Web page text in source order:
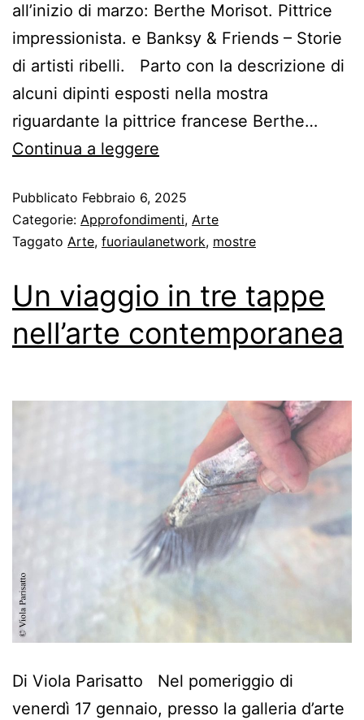
all’inizio di marzo: Berthe Morisot. Pittrice
impressionista. e Banksy & Friends – Storie
di artisti ribelli. Parto con la descrizione di
alcuni dipinti esposti nella mostra
riguardante la pittrice francese Berthe…
Continua a leggere
Pubblicato Febbraio 6, 2025
Categorie: Approfondimenti, Arte
Taggato Arte, fuoriaulanetwork, mostre
Un viaggio in tre tappe
nell’arte contemporanea
Di Viola Parisatto Nel pomeriggio di
venerdì 17 gennaio, presso la galleria d’arte